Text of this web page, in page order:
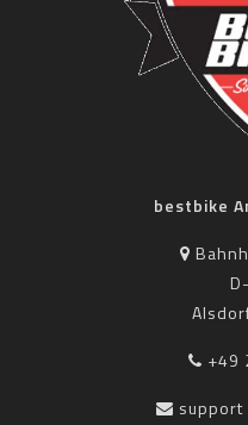
bestbike
+49
support